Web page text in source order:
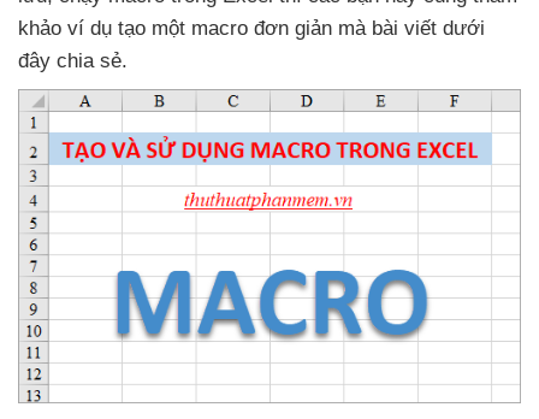
khảo ví dụ tạo một macro đơn giản mà bài viết dưới
đây chia sẻ.